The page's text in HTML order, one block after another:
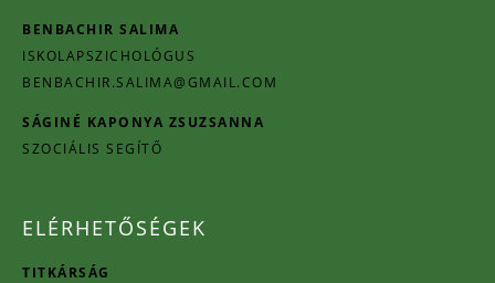
BENBACHIR SALIMA
ISKOLAPSZICHOLÓGUS
BENBACHIR.SALIMA@GMAIL.COM
SÁGINÉ KAPONYA ZSUZSANNA
SZOCIÁLIS SEGÍTŐ
ELÉRHETŐSÉGEK
TITKÁRSÁG